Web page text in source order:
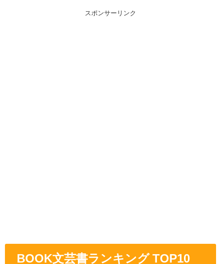
スポンサーリンク
BOOK文芸書ランキング TOP10